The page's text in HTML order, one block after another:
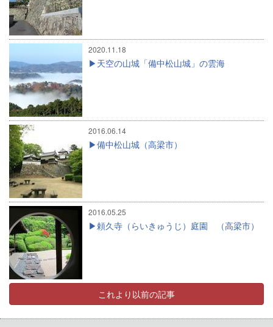
2020.11.18
天空の山城「備中松山城」の雲海
2016.06.14
備中松山城（高梁市）
2016.05.25
頼久寺（らいきゅうじ）庭園 （高梁市）
これより以前の記事